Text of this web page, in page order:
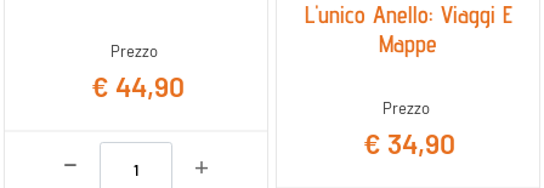
Prezzo
€ 44,90
L'unico Anello: Viaggi E
Mappe
Prezzo
€ 34,90